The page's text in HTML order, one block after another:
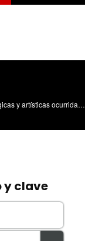
Divulgación de las actividades científicas, tecnológicas y artísticas ocurridas en los tres campus de la UPV